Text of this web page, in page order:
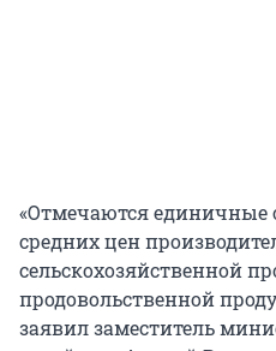
«Отмечаются
средних цен
сельскохозяйственной
продовольственной
заявил заместитель